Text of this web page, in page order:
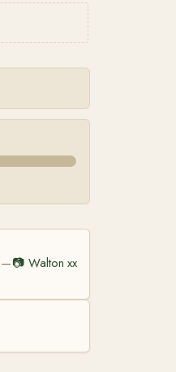
—📷 Walton xx